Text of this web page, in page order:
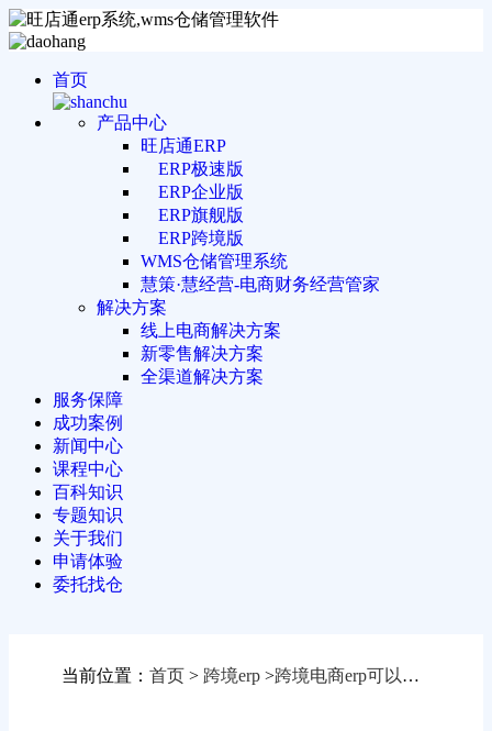
首页
产品中心
旺店通ERP
ERP极速版
ERP企业版
ERP旗舰版
ERP跨境版
WMS仓储管理系统
慧策·慧经营-电商财务经营管家
解决方案
线上电商解决方案
新零售解决方案
全渠道解决方案
服务保障
成功案例
新闻中心
课程中心
百科知识
专题知识
关于我们
申请体验
委托找仓
当前位置： 首页 > 跨境erp >跨境电商erp可以发挥什么作用